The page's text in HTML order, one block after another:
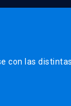
con las